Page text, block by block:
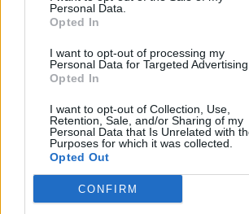
Personal Data.
Opted In
I want to opt-out of processing my
Personal Data for Targeted Advertising.
Opted In
I want to opt-out of Collection, Use,
Retention, Sale, and/or Sharing of my
Personal Data that Is Unrelated with
Purposes for which it was collected.
Opted Out
CONFIRM
Ο Παναιτωλικός έχει ίσως
απαιτητικά κοινά στην επαρχία.
άποψη στόχων. Κύπελλα,
εξόδους και ούτω καθεξής. Αλλά
ποδοσφαίρου.Ο Αγρινιώτης
δεν θέλει απλώς η ομάδα να
αλλά να παίζει και καλό
καλά κάνει.Αυτό ξεχωρίζει τον
από δεκάδες άλλες επαρχιακές